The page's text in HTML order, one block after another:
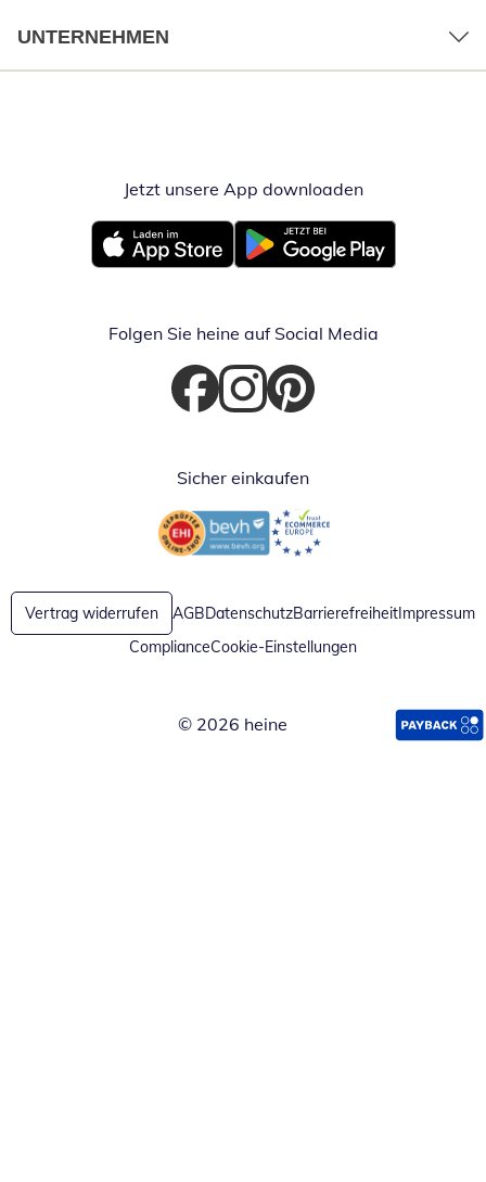
UNTERNEHMEN
Jetzt unsere App downloadenÖffnet in
Öffnet in neuem FensterÖffnet in neuem Fenster
Folgen Sie heine auf Social Media
Öffnet in neuem Fenster
Öffnet in neuem Fenster
Öffnet in neuem Fenster
Sicher einkaufen
Öffnet in neuem FensterÖffnet in neuem Fenster
Vertrag widerrufen AGBDatenschutzBarrierefreiheitImpressum
ComplianceCookie-Einstellungen
© 2026 heine